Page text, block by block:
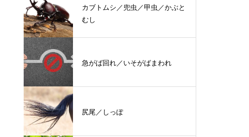
カブトムシ／兜虫／甲虫／かぶと
むし
急がば回れ／いそがばまわれ
尻尾／しっぽ